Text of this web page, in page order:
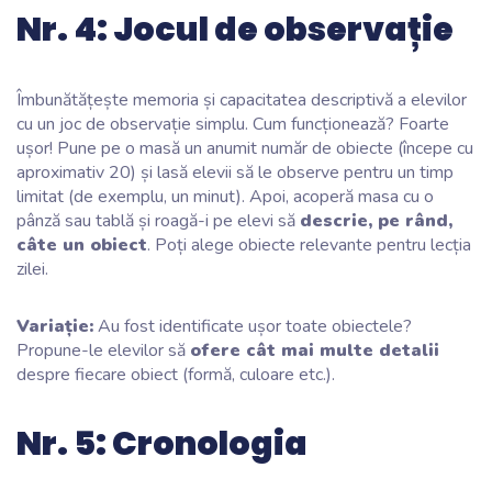
Nr. 4: Jocul de observație
Îmbunătățește memoria și capacitatea descriptivă a elevilor
cu un joc de observație simplu. Cum funcționează? Foarte
ușor! Pune pe o masă un anumit număr de obiecte (începe cu
aproximativ 20) și lasă elevii să le observe pentru un timp
limitat (de exemplu, un minut). Apoi, acoperă masa cu o
pânză sau tablă și roagă-i pe elevi să descrie, pe rând,
câte un obiect. Poți alege obiecte relevante pentru lecția
zilei.
Variație:Au fost identificate ușor toate obiectele?
Propune-le elevilor să ofere cât mai multe detalii
despre fiecare obiect (formă, culoare etc.).
Nr. 5: Cronologia